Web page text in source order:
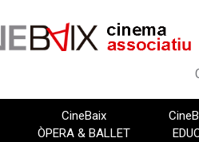
CineBaix
ÒPERA & BALLET